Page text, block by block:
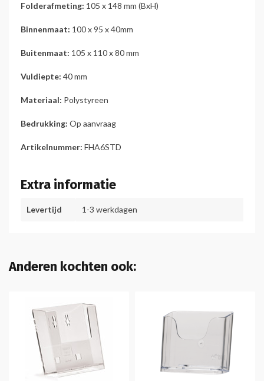
Folderafmeting: 105 x 148 mm (BxH)
Binnenmaat: 100 x 95 x 40mm
Buitenmaat: 105 x 110 x 80 mm
Vuldiepte: 40 mm
Materiaal: Polystyreen
Bedrukking: Op aanvraag
Artikelnummer: FHA6STD
Extra informatie
Levertijd 1-3 werkdagen
Anderen kochten ook: